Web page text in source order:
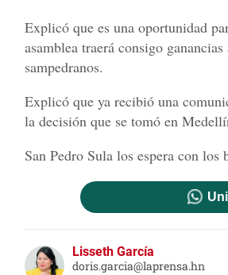
Explicó que es una oportunidad
asamblea traerá consigo
sampedranos.
Explicó que ya recibió una
la decisión que se tomó en
San Pedro Sula los espera con
Lisseth García
doris.garcia@laprensa.hn